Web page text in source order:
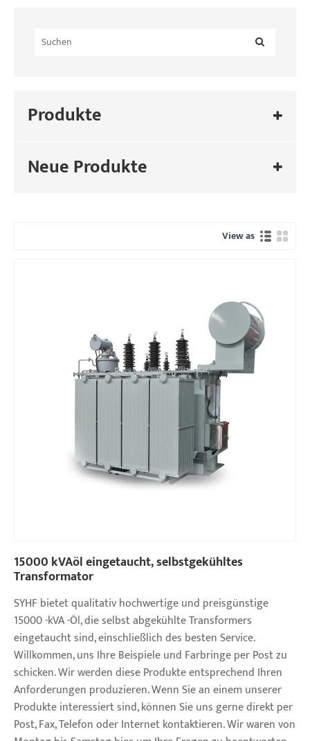
Produkte
Neue Produkte
View as
15000 kVAöl eingetaucht, selbstgekühltes
Transformator
SYHF bietet qualitativ hochwertige und preisgünstige
15000 -kVA -Öl, die selbst abgekühlte Transformers
eingetaucht sind, einschließlich des besten Service.
Willkommen, uns Ihre Beispiele und Farbringe per Post zu
schicken. Wir werden diese Produkte entsprechend Ihren
Anforderungen produzieren. Wenn Sie an einem unserer
Produkte interessiert sind, können Sie uns gerne direkt per
Post, Fax, Telefon oder Internet kontaktieren. Wir waren von